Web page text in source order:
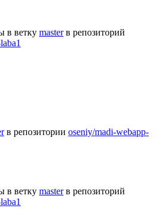
в ветку master в репозиторий
в репозитории oseniy/madi-webapp-
в ветку master в репозиторий